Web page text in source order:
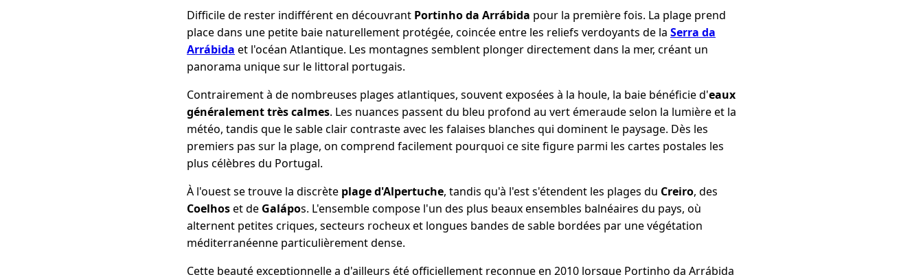
Difficile de rester indifférent en découvrant Portinho da Arrábida pour la première fois. La plage prend
place dans une petite baie naturellement protégée, coincée entre les reliefs verdoyants de la Serra da
Arrábida et l'océan Atlantique. Les montagnes semblent plonger directement dans la mer, créant un
panorama unique sur le littoral portugais.
Contrairement à de nombreuses plages atlantiques, souvent exposées à la houle, la baie bénéficie d'eaux
généralement très calmes. Les nuances passent du bleu profond au vert émeraude selon la lumière et la
météo, tandis que le sable clair contraste avec les falaises blanches qui dominent le paysage. Dès les
premiers pas sur la plage, on comprend facilement pourquoi ce site figure parmi les cartes postales les
plus célèbres du Portugal.
À l'ouest se trouve la discrète plage d'Alpertuche, tandis qu'à l'est s'étendent les plages du Creiro, des
Coelhoset de Galápos. L'ensemble compose l'un des plus beaux ensembles balnéaires du pays, où
alternent petites criques, secteurs rocheux et longues bandes de sable bordées par une végétation
méditerranéenne particulièrement dense.
Cette beauté exceptionnelle a d'ailleurs été officiellement reconnue en 2010 lorsque Portinho da Arrábida